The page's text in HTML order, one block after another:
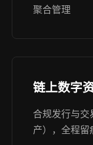
聚合管理
链上数字
合规发行与交
产），全程留